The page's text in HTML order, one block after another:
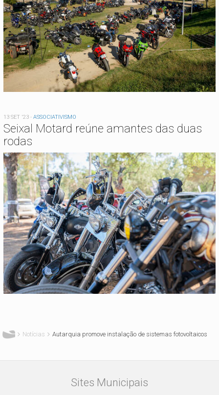
13 SET '23 - ASSOCIATIVISMO
Seixal Motard reúne amantes das duas
rodas
Notícias Autarquia promove instalação de sistemas fotovoltaicos
Sites Municipais